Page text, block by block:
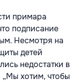
примара
подписание
Несмотря на
детей
недостатки в
хотим, чтобы